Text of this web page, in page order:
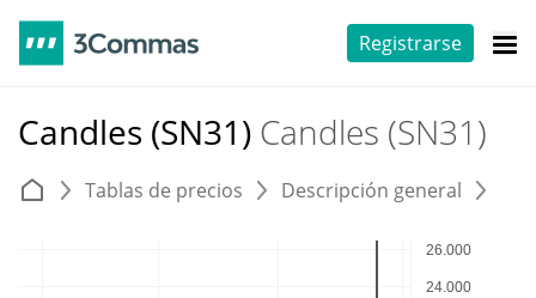
Registrarse
Candles (SN31) Candles (SN31)
Tablas de precios Descripción general